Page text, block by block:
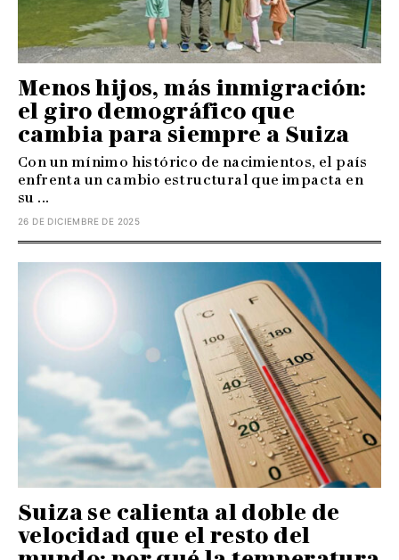
Menos hijos, más inmigración:
el giro demográfico que
cambia para siempre a Suiza
Con un mínimo histórico de nacimientos, el país
enfrenta un cambio estructural que impacta en
su ...
26 DE DICIEMBRE DE 2025
Suiza se calienta al doble de
velocidad que el resto del